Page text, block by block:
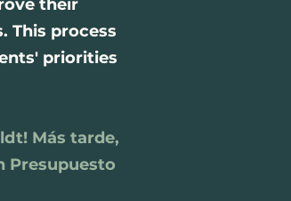
their
This process
priorities
Más tarde,
Presupuesto